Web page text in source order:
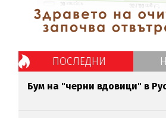
ПОСЛЕДНИ
Бум на "черни вдовици" в